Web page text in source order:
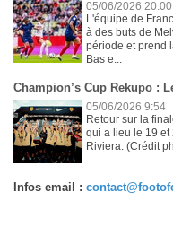
05/06/2026 20:00
L'équipe de
à des buts de
période et prend
Bas e...
Champion’s Cup Rekupo :
05/06/2026 9:54
Retour sur la
qui a lieu le 19
Riviera. (Crédit
Infos email :